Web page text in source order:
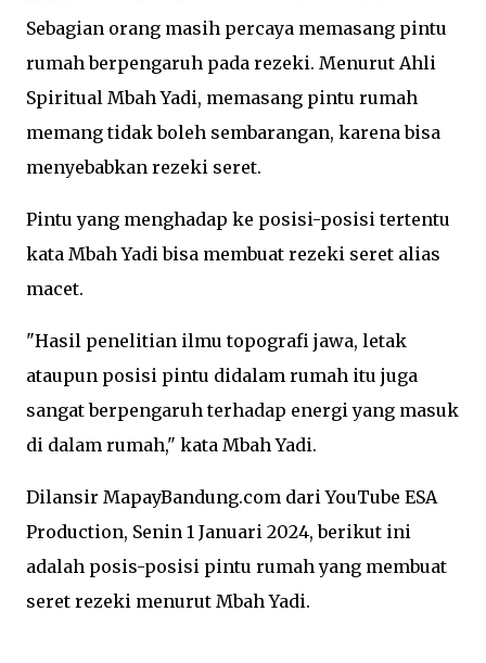
Sebagian orang masih percaya memasang pintu
rumah berpengaruh pada rezeki. Menurut Ahli
Spiritual Mbah Yadi, memasang pintu rumah
memang tidak boleh sembarangan, karena bisa
menyebabkan rezeki seret.
Pintu yang menghadap ke posisi-posisi tertentu
kata Mbah Yadi bisa membuat rezeki seret alias
macet.
"Hasil penelitian ilmu topografi jawa, letak
ataupun posisi pintu didalam rumah itu juga
sangat berpengaruh terhadap energi yang masuk
di dalam rumah," kata Mbah Yadi.
Dilansir MapayBandung.com dari YouTube ESA
Production, Senin 1 Januari 2024, berikut ini
adalah posis-posisi pintu rumah yang membuat
seret rezeki menurut Mbah Yadi.